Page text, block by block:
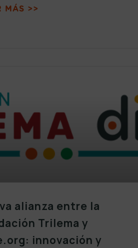
MÁS >>
alianza entre la
Trilema y
innovación y